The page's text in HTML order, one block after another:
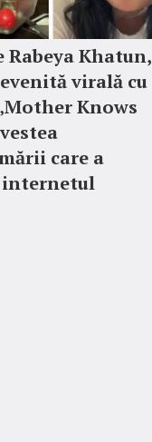
Rabeya Khatun,
virală cu
Knows
care a